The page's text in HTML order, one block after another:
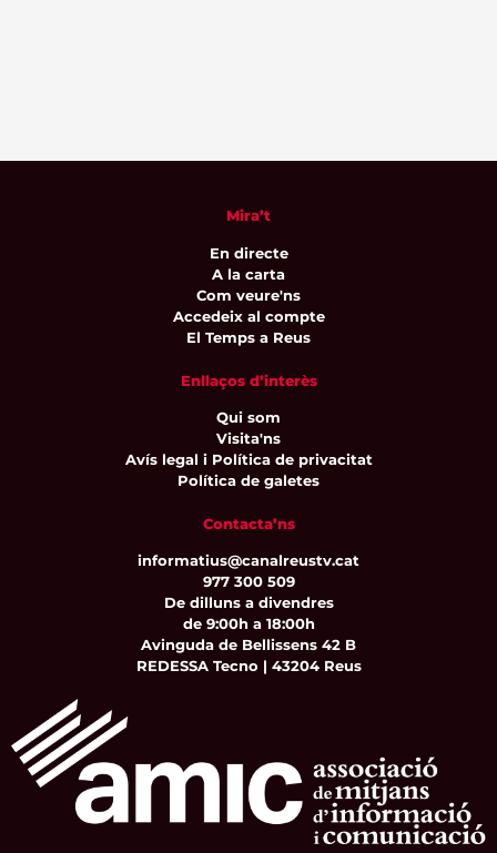
Mira’t
En directe
A la carta
Com veure'ns
Accedeix al compte
El Temps a Reus
Enllaços d’interès
Qui som
Visita'ns
Avís legal i Política de privacitat
Política de galetes
Contacta’ns
informatius@canalreustv.cat
977 300 509
De dilluns a divendres
de 9:00h a 18:00h
Avinguda de Bellissens 42 B
REDESSA Tecno | 43204 Reus